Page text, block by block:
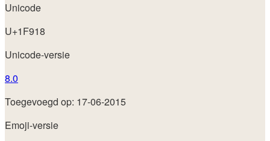
Unicode
U+1F918
Unicode-versie
8.0
Toegevoegd op: 17-06-2015
Emoji-versie